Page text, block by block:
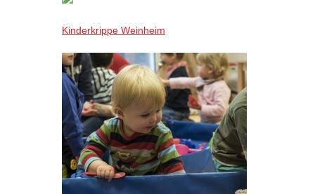
Kinderkrippe Weinheim